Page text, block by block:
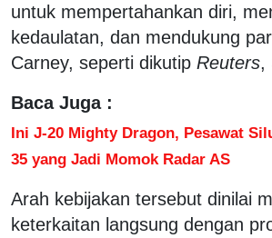
untuk mempertahankan diri,
kedaulatan, dan mendukung
Carney, seperti dikutip Reuters,
Baca Juga :
Ini J-20 Mighty Dragon, Pesawat
35 yang Jadi Momok Radar AS
Arah kebijakan tersebut dinilai
keterkaitan langsung dengan